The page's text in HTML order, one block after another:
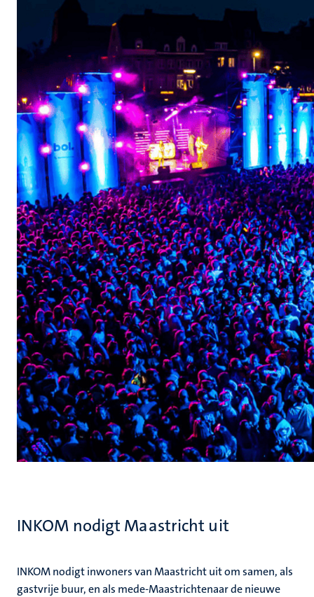
INKOM nodigt Maastricht uit
INKOM nodigt inwoners van Maastricht uit om samen, als
gastvrije buur, en als mede-Maastrichtenaar de nieuwe